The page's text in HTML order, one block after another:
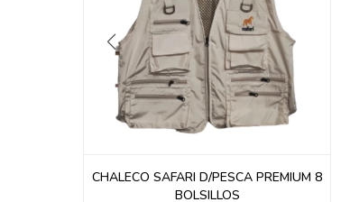
CHALECO SAFARI D/PESCA PREMIUM 8
BOLSILLOS